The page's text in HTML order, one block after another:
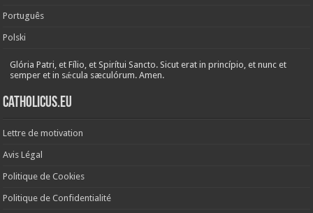
Português
Polski
Glória Patri, et Fílio, et Spirítui Sancto. Sicut erat in princípio, et nunc et
semper et in sǽcula sæculórum. Amen.
Catholicus.eu
Lettre de motivation
Avis Légal
Politique de Cookies
Politique de Confidentialité